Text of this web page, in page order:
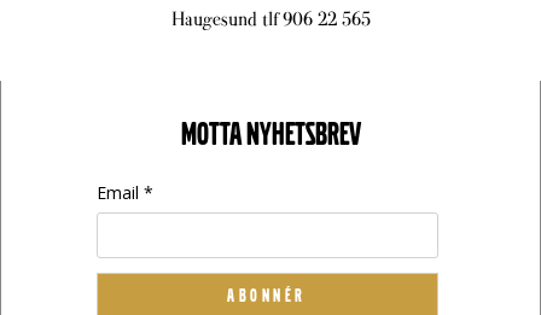
Haugesund tlf 906 22 565
MOTTA NYHETSBREV
Email *